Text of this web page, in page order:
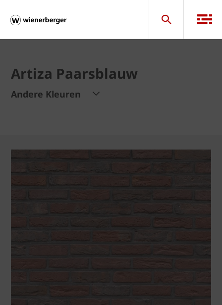
Artiza Paarsblauw
Andere Kleuren